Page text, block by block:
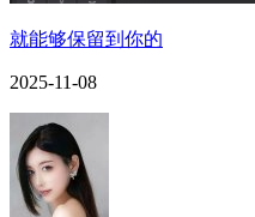
就能够保留到你的
2025-11-08